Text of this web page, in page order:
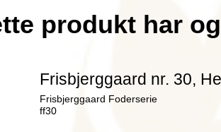
produkt har
Frisbjerggaard nr. 30,
Frisbjerggaard Foderserie
ff30